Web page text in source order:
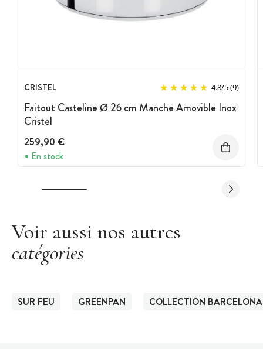
CRISTEL 4.8/5(9)
Faitout Casteline Ø 26 cm Manche Amovible Inox
Cristel
259,90 €
En stock
Voir aussi nos autres
catégories
SUR FEU GREENPAN COLLECTION